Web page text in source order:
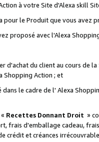
à votre Site d'Alexa skill
pour le Produit que vous avez
proposé avec l'Alexa
d'achat du client au cours de
Shopping Action ; et
le cadre de l' Alexa
Recettes Donnant Droit »
frais d'emballage cadeau,
crédit et créances